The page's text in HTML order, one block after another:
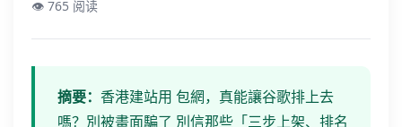
👁️ 765 阅读
摘要： 香港建站用 包網，真能讓谷歌排上去
嗎？別被畫面騙了 別信那些「三步上架、排名